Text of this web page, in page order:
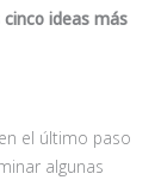
cinco ideas más
el último paso
algunas